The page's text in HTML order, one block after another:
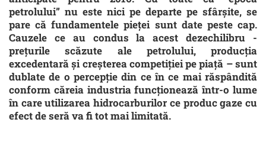
petrolului” nu este nici pe departe pe sfârşite, se
pare că fundamentele pieţei sunt date peste cap.
Cauzele ce au condus la acest dezechilibru -
preţurile scăzute ale petrolului, producţia
excedentară şi creşterea competiţiei pe piaţă – sunt
dublate de o percepţie din ce în ce mai răspândită
conform căreia industria funcţionează într-o lume
în care utilizarea hidrocarburilor ce produc gaze cu
efect de seră va fi tot mai limitată.